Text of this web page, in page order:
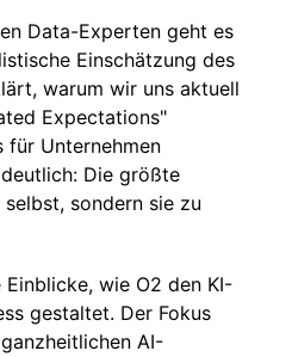
Data-Experten geht es
Einschätzung des
warum wir uns aktuell
Expectations"
für Unternehmen
Die größte
sondern sie zu
wie O2 den KI-
gestaltet. Der Fokus
AI-